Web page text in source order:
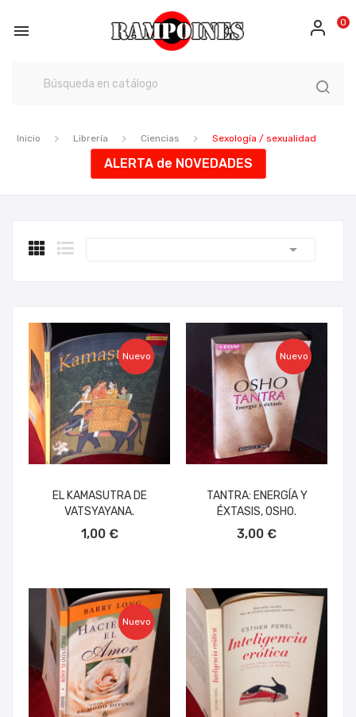
 0
Inicio Librería Ciencias Sexología / sexualidad
ALERTA de NOVEDADES

Nuevo
EL KAMASUTRA DE
VATSYAYANA.
1,00 €
Nuevo
TANTRA: ENERGÍA Y
ÉXTASIS, OSHO.
3,00 €
Nuevo